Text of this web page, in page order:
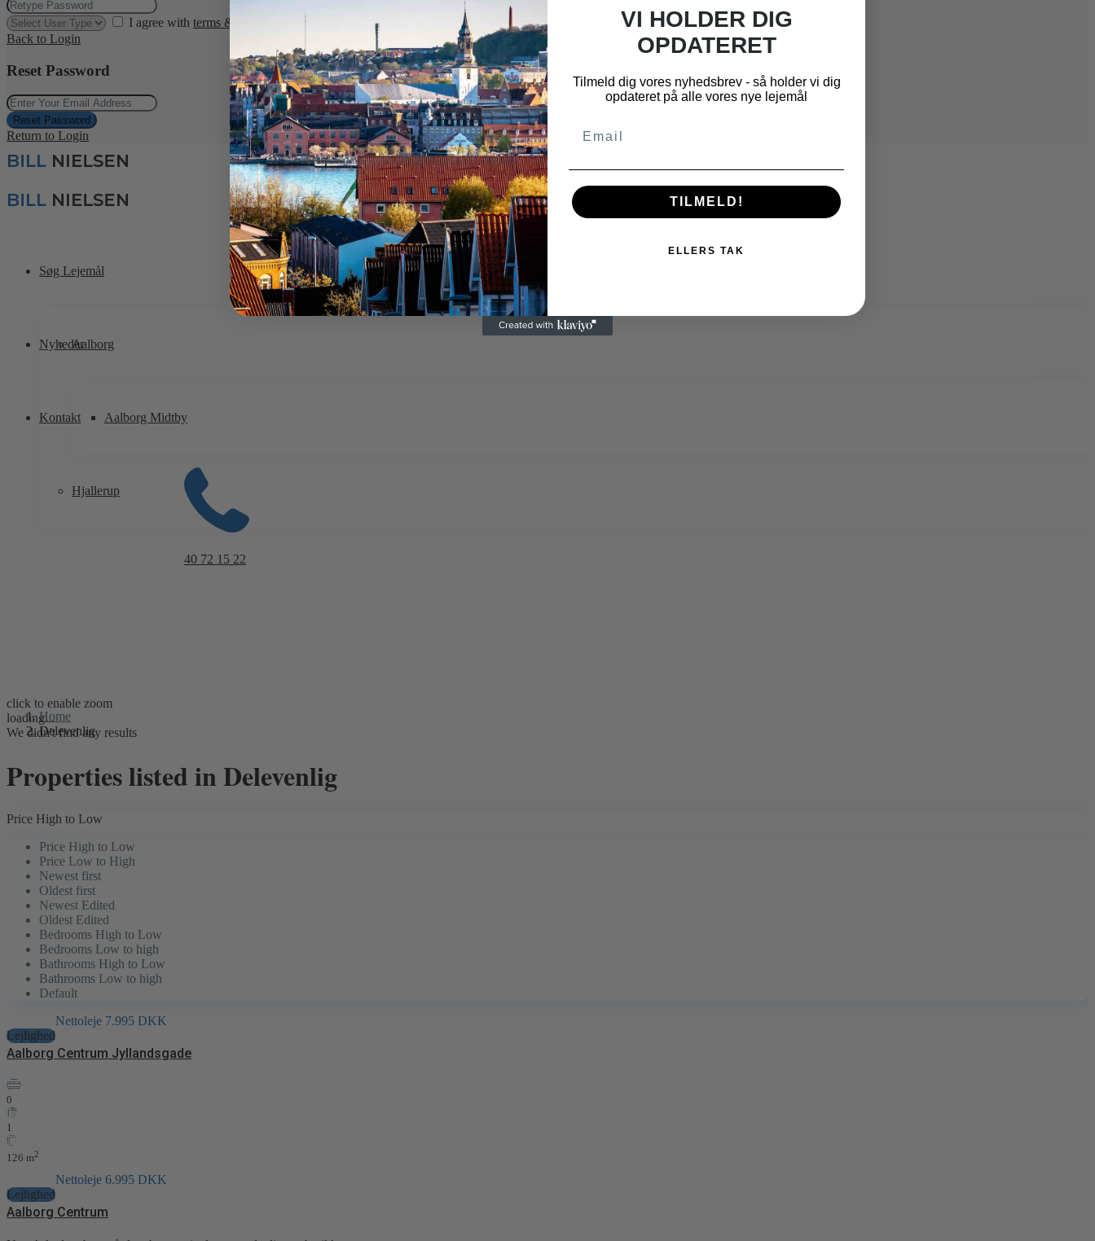
I agree with terms & conditions
Back to Login
Reset Password
Reset Password
Return to Login
Søg Lejemål
Aalborg
Aalborg Midtby
Hjallerup
Nyheder
Kontakt
40 72 15 22
click to enable zoom
loading...
We didn't find any results
Home
Delevenlig
Properties listed in Delevenlig
Price High to Low
Price High to Low
Price Low to High
Newest first
Oldest first
Newest Edited
Oldest Edited
Bedrooms High to Low
Bedrooms Low to high
Bathrooms High to Low
Bathrooms Low to high
Default
Lejlighed
Nettoleje 7.995 DKK
Aalborg Centrum Jyllandsgade
0
1
126 m2
Lejlighed
Nettoleje 6.995 DKK
Aalborg Centrum
VI HOLDER DIG
OPDATERET
Tilmeld dig vores nyhedsbrev - så holder vi dig
opdateret på alle vores nye lejemål
TILMELD!
ELLERS TAK